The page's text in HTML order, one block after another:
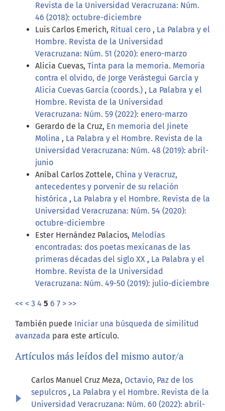
Revista de la Universidad Veracruzana: Núm.
46 (2018): octubre-diciembre
Luis Carlos Emerich, Ritual cero , La Palabra y el
Hombre. Revista de la Universidad
Veracruzana: Núm. 51 (2020): enero-marzo
Alicia Cuevas, Tinta para la memoria. Memoria
contra el olvido, de Jorge Verástegui García y
Alicia Cuevas García (coords.) , La Palabra y el
Hombre. Revista de la Universidad
Veracruzana: Núm. 59 (2022): enero-marzo
Gerardo de la Cruz, En memoria del Jinete
Molina , La Palabra y el Hombre. Revista de la
Universidad Veracruzana: Núm. 48 (2019): abril-
junio
Aníbal Carlos Zottele, China y Veracruz,
antecedentes y porvenir de su relación
histórica , La Palabra y el Hombre. Revista de la
Universidad Veracruzana: Núm. 54 (2020):
octubre-diciembre
Ester Hernández Palacios, Melodías
encontradas: dos poetas mexicanas de las
primeras décadas del siglo XX , La Palabra y el
Hombre. Revista de la Universidad
Veracruzana: Núm. 49-50 (2019): julio-diciembre
<< < 3 4 5 6 7 > >>
También puede Iniciar una búsqueda de similitud
avanzada para este artículo.
Artículos más leídos del mismo autor/a
Carlos Manuel Cruz Meza, Octavio, Paz de los
sepulcros , La Palabra y el Hombre. Revista de la
Universidad Veracruzana: Núm. 60 (2022): abril-